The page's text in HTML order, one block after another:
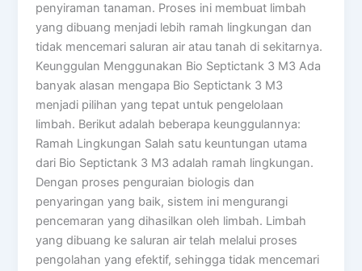
penyiraman tanaman. Proses ini membuat limbah
yang dibuang menjadi lebih ramah lingkungan dan
tidak mencemari saluran air atau tanah di sekitarnya.
Keunggulan Menggunakan Bio Septictank 3 M3 Ada
banyak alasan mengapa Bio Septictank 3 M3
menjadi pilihan yang tepat untuk pengelolaan
limbah. Berikut adalah beberapa keunggulannya:
Ramah Lingkungan Salah satu keuntungan utama
dari Bio Septictank 3 M3 adalah ramah lingkungan.
Dengan proses penguraian biologis dan
penyaringan yang baik, sistem ini mengurangi
pencemaran yang dihasilkan oleh limbah. Limbah
yang dibuang ke saluran air telah melalui proses
pengolahan yang efektif, sehingga tidak mencemari